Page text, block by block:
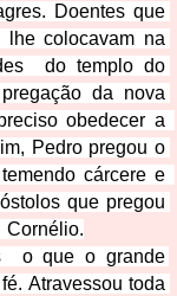
Doentes que
colocavam na
do templo do
da nova
obedecer a
Pedro pregou o
cárcere e
que pregou
Cornélio.
o que o grande
Atravessou toda